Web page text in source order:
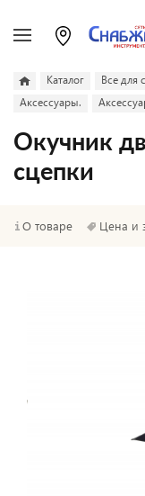
Каталог Все для
Аксессуары.
Окучник
сцепки
О товаре Цена и